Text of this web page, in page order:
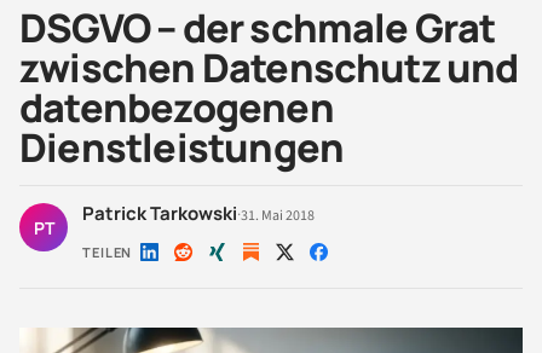
DSGVO – der schmale Grat
zwischen Datenschutz und
datenbezogenen
Dienstleistungen
PT
Patrick Tarkowski·31. Mai 2018
TEILEN Auf Auf Auf Auf Auf